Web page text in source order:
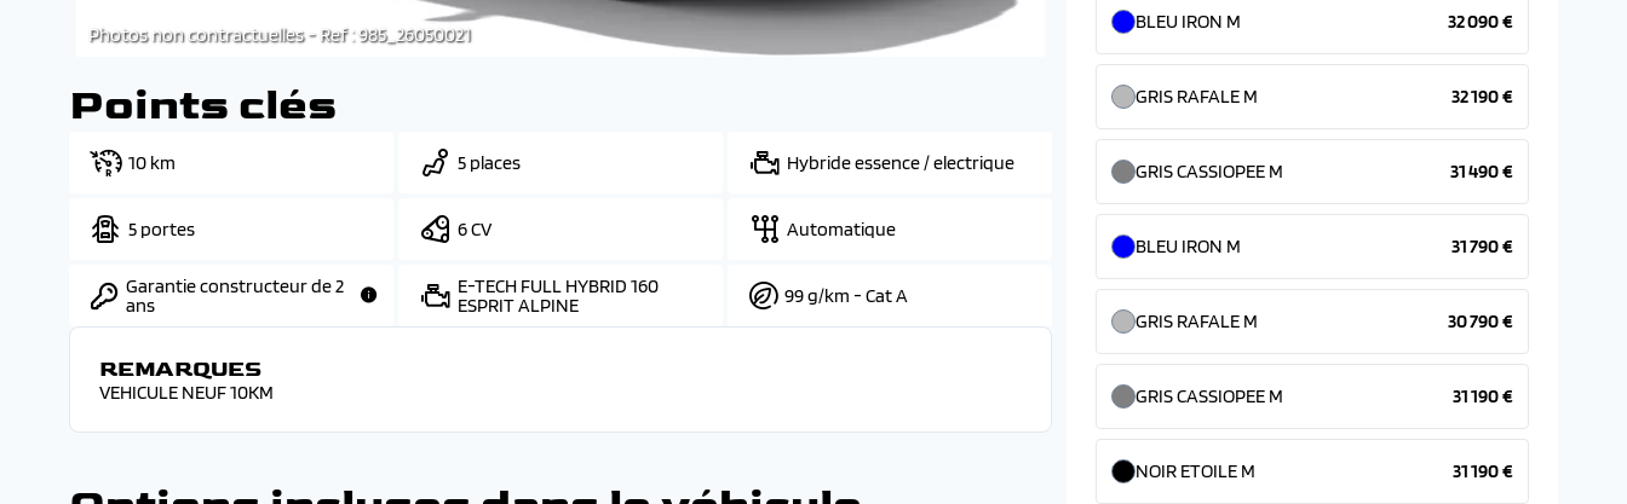
Photos non contractuelles - Ref : 985_26050021
BLEU IRON M 32 090 €
GRIS RAFALE M 32 190 €
GRIS CASSIOPEE M 31 490 €
BLEU IRON M 31 790 €
GRIS RAFALE M 30 790 €
GRIS CASSIOPEE M 31 190 €
NOIR ETOILE M 31 190 €
Points clés
10 km 5 places Hybride essence / electrique
5 portes 6 CV Automatique
Garantie constructeur de 2
ans
E-TECH FULL HYBRID 160
ESPRIT ALPINE
99 g/km - Cat A
REMARQUES
VEHICULE NEUF 10KM